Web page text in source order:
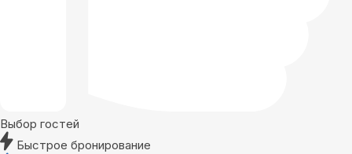
Выбор гостей
Быстрое бронирование